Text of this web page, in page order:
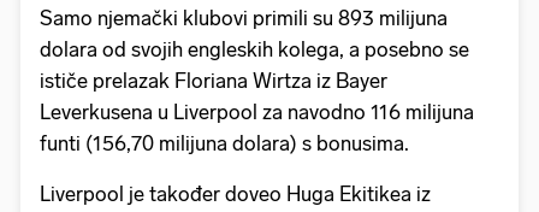
Samo njemački klubovi primili su 893 milijuna
dolara od svojih engleskih kolega, a posebno se
ističe prelazak Floriana Wirtza iz Bayer
Leverkusena u Liverpool za navodno 116 milijuna
funti (156,70 milijuna dolara) s bonusima.
Liverpool je također doveo Huga Ekitikea iz